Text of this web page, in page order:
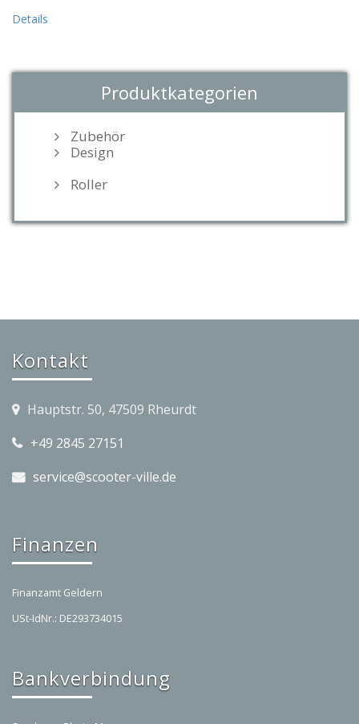
Details
Produktkategorien
Zubehör
Design
Roller
Kontakt
Hauptstr. 50, 47509 Rheurdt
+49 2845 27151
service@scooter-ville.de
Finanzen
Finanzamt Geldern
USt-IdNr.: DE293734015
Bankverbindung